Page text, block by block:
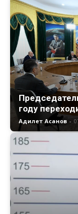
году
Адилет Асанов -